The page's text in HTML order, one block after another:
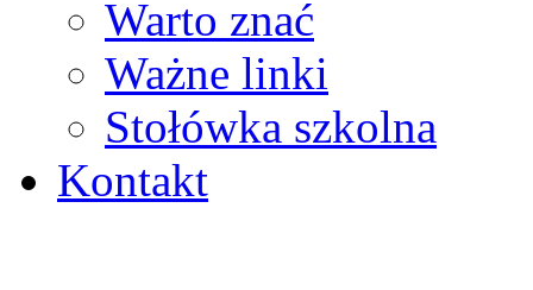
Warto znać
Ważne linki
Stołówka szkolna
Kontakt